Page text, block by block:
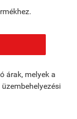
árak, melyek a
üzembehelyezési